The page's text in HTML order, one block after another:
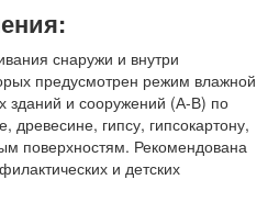
снаружи и внутри
предусмотрен режим влажной
зданий и сооружений (А-В) по
древесине, гипсу, гипсокартону,
поверхностям. Рекомендована
и детских